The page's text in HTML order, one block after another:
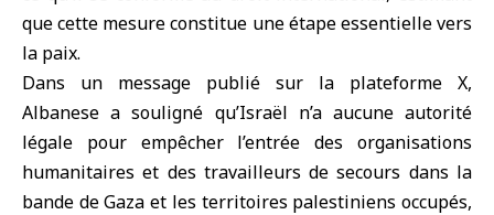
que cette mesure constitue une étape essentielle vers
la paix.
Dans un message publié sur la plateforme X,
Albanese a souligné qu’Israël n’a aucune autorité
légale pour empêcher l’entrée des organisations
humanitaires et des travailleurs de secours dans la
bande de Gaza et les territoires palestiniens occupés,